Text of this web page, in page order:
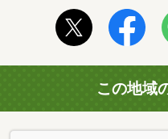
この地域